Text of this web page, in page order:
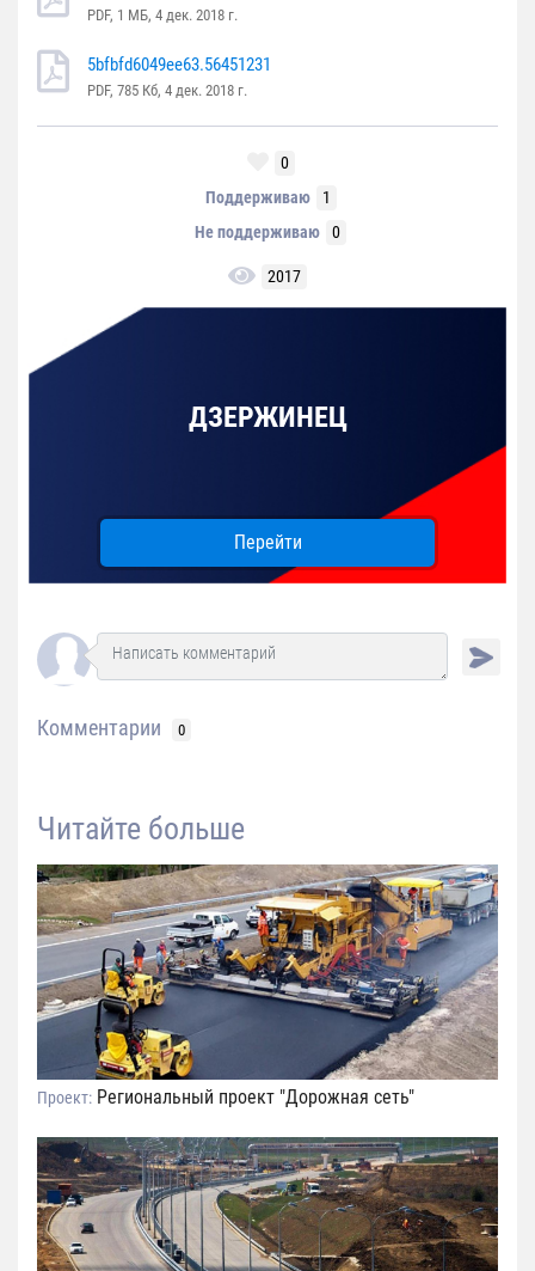
PDF, 1 MБ, 4 дек. 2018 г.
5bfbfd6049ee63.56451231
PDF, 785 Кб, 4 дек. 2018 г.
0
Поддерживаю
1
Не поддерживаю
0
2017
ДЗЕРЖИНЕЦ
Перейти
Комментарии 0
Читайте больше
Проект: Региональный проект "Дорожная сеть"